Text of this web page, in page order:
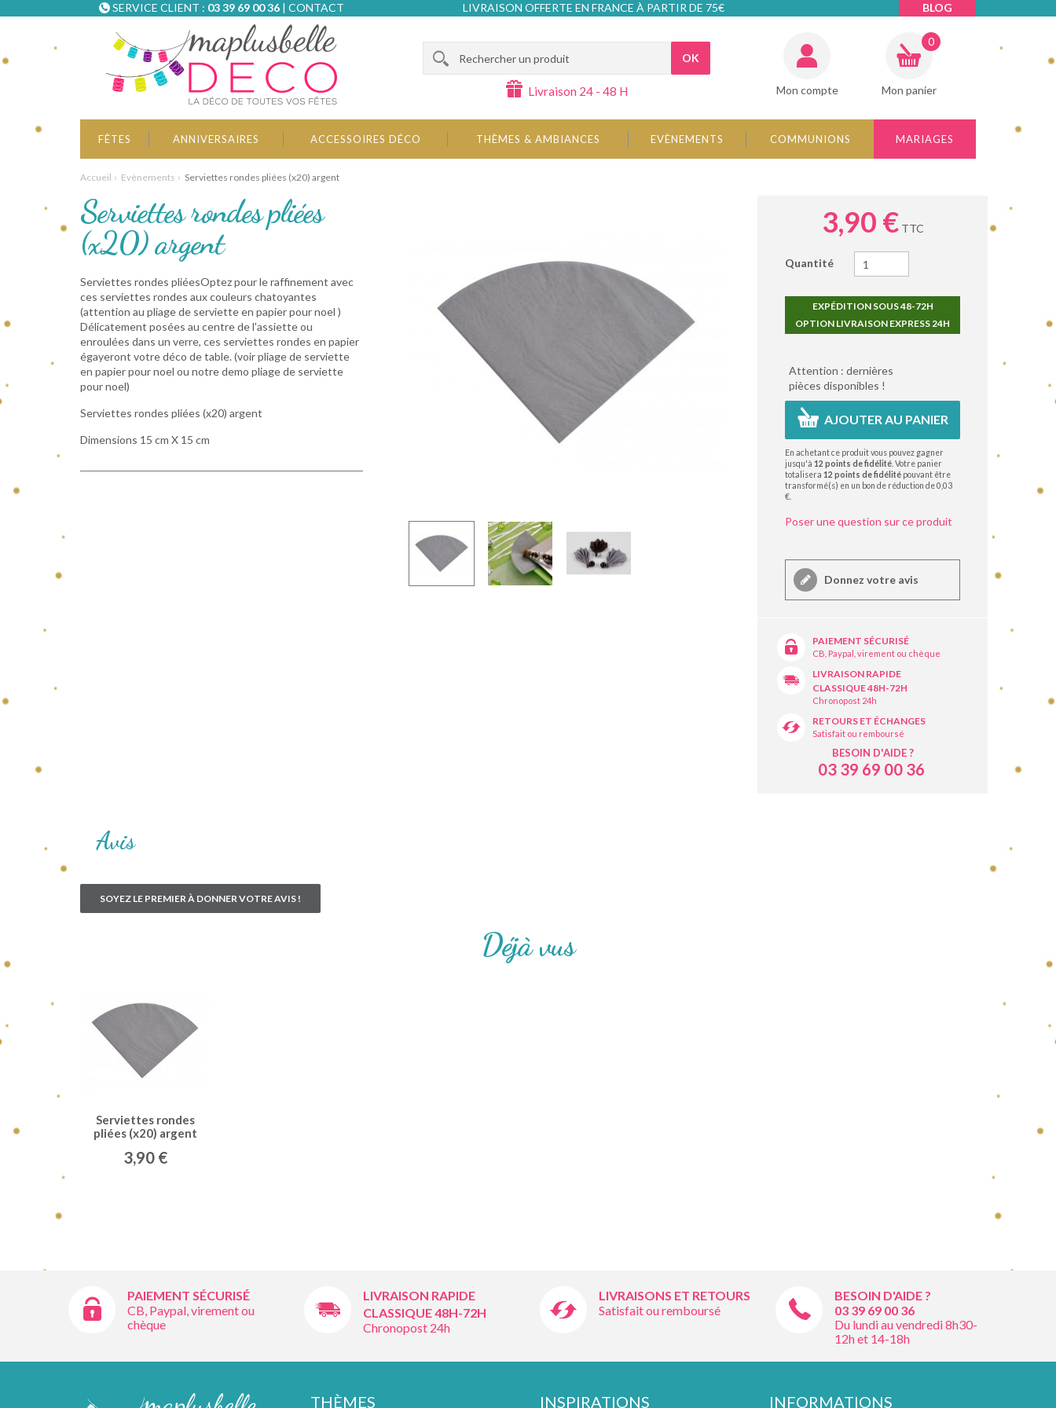
SERVICE CLIENT : 03 39 69 00 36| CONTACT LIVRAISON OFFERTE EN FRANCE À PARTIR DE 75€ BLOG
OK
Livraison 24 - 48 H Mon compte Mon panier
0
FÊTES ANNIVERSAIRES ACCESSOIRES DÉCO THÈMES & AMBIANCES EVÈNEMENTS COMMUNIONS MARIAGES
Accueil Evènements Serviettes rondes pliées (x20) argent
Serviettes rondes pliées
(x20) argent
Serviettes rondes pliéesOptez pour le raffinement avec
ces serviettes rondes aux couleurs chatoyantes
(attention au pliage de serviette en papier pour noel )
Délicatement posées au centre de l'assiette ou
enroulées dans un verre, ces serviettes rondes en papier
égayeront votre déco de table. (voir pliage de serviette
en papier pour noel ou notre demo pliage de serviette
pour noel)
Serviettes rondes pliées (x20) argent
Dimensions 15 cm X 15 cm
3,90 €TTC
Quantité
EXPÉDITION SOUS 48-72H
OPTION LIVRAISON EXPRESS 24H
Attention : dernières
pièces disponibles !
AJOUTER AU PANIER
En achetant ce produit vous pouvez gagner
jusqu'à12 points de fidélité . Votre panier
totalisera12 points de fidélité pouvant être
transformé(s) en un bon de réduction de0,03
€
Poser une question sur ce produit
Donnez votre avis
PAIEMENT SÉCURISÉ
CB, Paypal, virement ou chèque
LIVRAISON RAPIDE
CLASSIQUE 48H-72H
Chronopost 24h
RETOURS ET ÉCHANGES
Satisfait ou remboursé
BESOIN D'AIDE ?
03 39 69 00 36
Avis
SOYEZ LE PREMIER À DONNER VOTRE AVIS !
Déjà vus
Serviettes rondes
pliées (x20) argent
3,90 €
PAIEMENT SÉCURISÉ
CB, Paypal, virement ou
chèque
LIVRAISON RAPIDE
CLASSIQUE 48H-72H
Chronopost 24h
LIVRAISONS ET RETOURS
Satisfait ou remboursé
BESOIN D'AIDE ?
03 39 69 00 36
Du lundi au vendredi 8h30-
12h et 14-18h
THÈMES INSPIRATIONS INFORMATIONS